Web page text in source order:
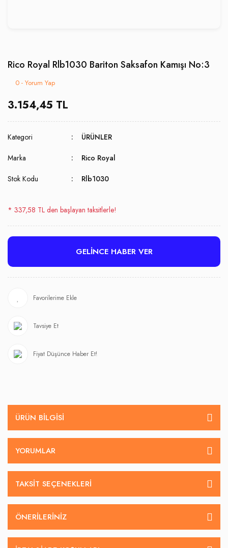
Rico Royal Rlb1030 Bariton Saksafon Kamışı No:3
0 - Yorum Yap
3.154,45 TL
Kategori ÜRÜNLER
Marka Rico Royal
Stok Kodu Rlb1030
* 337,58 TL den başlayan taksitlerle!
GELİNCE HABER VER
Tavsiye Et
Fiyat Düşünce Haber Et!
ÜRÜN BILGISI
YORUMLAR
TAKSIT SEÇENEKLERI
ÖNERILERINIZ